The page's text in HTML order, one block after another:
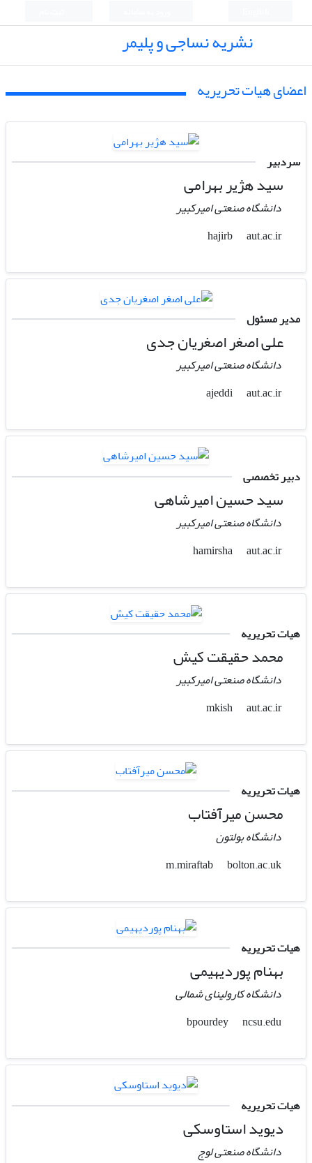
نشریه نساجی و پلیمر
اعضای هیات تحریریه
سردبیر
سید هژیر بهرامی
دانشگاه صنعتی امیرکبیر
hajirb
aut.ac.ir
مدیر مسئول
علی اصغر اصغریان جدی
دانشگاه صنعتی امیرکبیر
ajeddi
aut.ac.ir
دبیر تخصصی
سید حسین امیرشاهی
دانشگاه صنعتی امیرکبیر
hamirsha
aut.ac.ir
هیات تحریریه
محمد حقیقت کیش
دانشگاه صنعتی امیرکبیر
mkish
aut.ac.ir
هیات تحریریه
محسن میرآفتاب
دانشگاه بولتون
bolton.ac.uk
هیات تحریریه
بهنام پوردیهیمی
دانشگاه کارولینای شمالی
ncsu.edu
هیات تحریریه
دیوید استاوسکی
دانشگاه صنعتی لوج